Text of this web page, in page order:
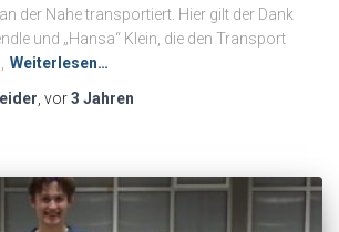
der Nahe transportiert. Hier gilt der Dank
und „Hansa“ Klein, die den Transport
Weiterlesen…
, vor3 Jahren